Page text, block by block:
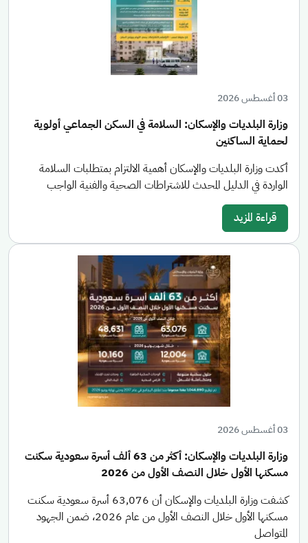
03 أغسطس 2026
وزارة البلديات والإسكان: السلامة في السكن الجماعي أولوية
لحماية الساكنين
أكدت وزارة البلديات والإسكان أهمية الالتزام بمتطلبات السلامة
الواردة في الدليل المحدث للاشتراطات الصحية والفنية الواجب
قراءة المزيد
03 أغسطس 2026
وزارة البلديات والإسكان: أكثر من 63 ألف أسرة سعودية سكنت
مسكنها الأول خلال النصف الأول من 2026
كشفت وزارة البلديات والإسكان أن 63,076 أسرة سعودية سكنت
مسكنها الأول خلال النصف الأول من عام 2026، ضمن الجهود
المتواصل